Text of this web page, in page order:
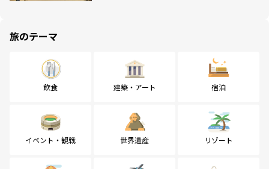
旅のテーマ
飲食 建築・アート 宿泊
イベント・観戦 世界遺産 リゾート